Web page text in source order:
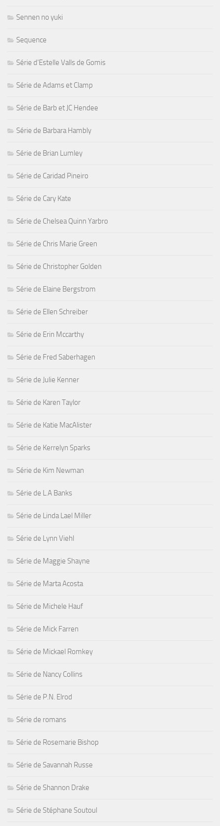
Sennen no yuki
Sequence
Série d'Estelle Valls de Gomis
Série de Adams et Clamp
Série de Barb et JC Hendee
Série de Barbara Hambly
Série de Brian Lumley
Série de Caridad Pineiro
Série de Cary Kate
Série de Chelsea Quinn Yarbro
Série de Chris Marie Green
Série de Christopher Golden
Série de Elaine Bergstrom
Série de Ellen Schreiber
Série de Erin Mccarthy
Série de Fred Saberhagen
Série de Julie Kenner
Série de Karen Taylor
Série de Katie MacAlister
Série de Kerrelyn Sparks
Série de Kim Newman
Série de L.A Banks
Série de Linda Lael Miller
Série de Lynn Viehl
Série de Maggie Shayne
Série de Marta Acosta
Série de Michele Hauf
Série de Mick Farren
Série de Mickael Romkey
Série de Nancy Collins
Série de P.N. Elrod
Série de romans
Série de Rosemarie Bishop
Série de Savannah Russe
Série de Shannon Drake
Série de Stéphane Soutoul